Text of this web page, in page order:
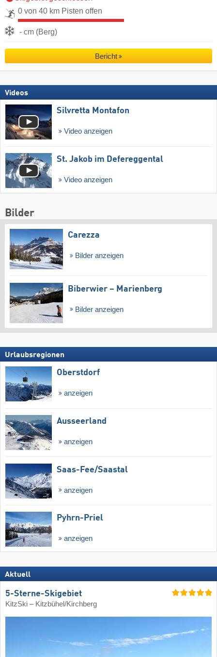
0 von 40 km Pisten offen
- cm (Berg)
Bericht
Videos
Silvretta Montafon
Video anzeigen
St. Jakob im Defereggental
Video anzeigen
Bilder
Carezza
Bilder anzeigen
Biberwier – Marienberg
Bilder anzeigen
Urlaubsregionen
Oberstdorf
anzeigen
Ausseerland
anzeigen
Saas-Fee/​Saastal
anzeigen
Pyhrn-Priel
anzeigen
Aktuell
5-Sterne-Skigebiet
KitzSki – Kitzbühel/​Kirchberg